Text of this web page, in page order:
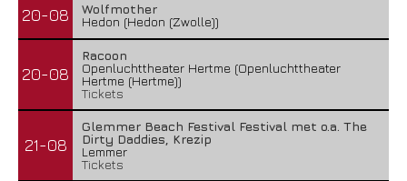
20-08
Wolfmother
Hedon (Hedon (Zwolle))
20-08
Racoon
Openluchttheater Hertme (Openluchttheater
Hertme (Hertme))
Tickets
21-08
Glemmer Beach Festival Festival met o.a. The
Dirty Daddies, Krezip
Lemmer
Tickets